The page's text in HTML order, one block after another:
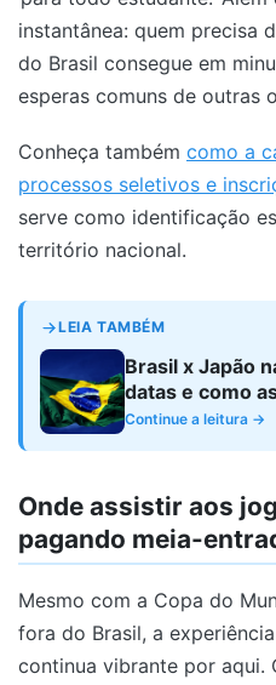
instantânea: quem precisa
do Brasil consegue em
esperas comuns de outras
Conheça também como a
processos seletivos e
serve como identificação
território nacional.
LEIA TAMBÉM
Brasil x Japão
datas e como
Continue a leitura →
Onde assistir aos
pagando meia-
Mesmo com a Copa do
fora do Brasil, a
continua vibrante por aqui.